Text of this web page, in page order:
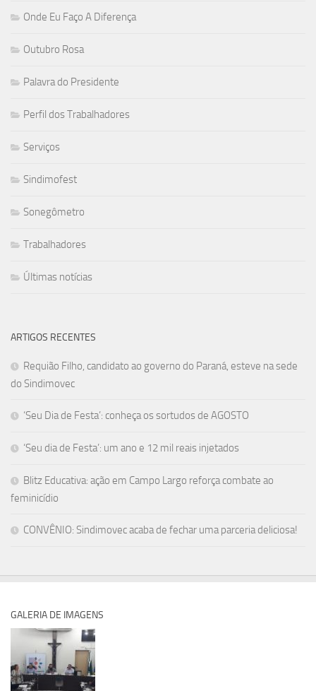
Onde Eu Faço A Diferença
Outubro Rosa
Palavra do Presidente
Perfil dos Trabalhadores
Serviços
Sindimofest
Sonegômetro
Trabalhadores
Últimas notícias
ARTIGOS RECENTES
Requião Filho, candidato ao governo do Paraná, esteve na sede
do Sindimovec
‘Seu Dia de Festa’: conheça os sortudos de AGOSTO
‘Seu dia de Festa’: um ano e 12 mil reais injetados
Blitz Educativa: ação em Campo Largo reforça combate ao
feminicídio
CONVÊNIO: Sindimovec acaba de fechar uma parceria deliciosa!
GALERIA DE IMAGENS